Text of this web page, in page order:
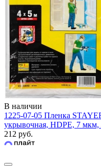
В наличии
1225-07-05 Пленка
укрывочная, HDPE, 7 мкм,
212 руб.